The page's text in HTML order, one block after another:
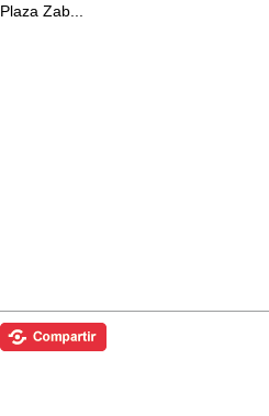
Plaza Zab...